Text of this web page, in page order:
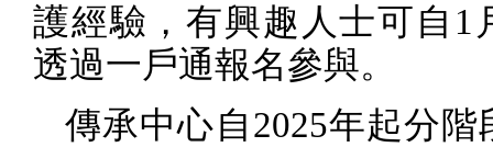
護經驗，有興趣人士可自 1
透過一戶通報名參與。
傳承中心自2025年起分階